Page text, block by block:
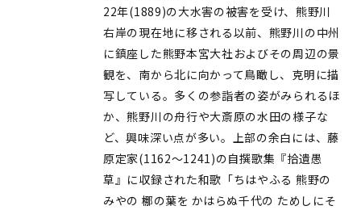
22年(1889)の大水害の被害を受け、熊野川
右岸の現在地に移される以前、熊野川の中州
に鎮座した熊野本宮大社およびその周辺の景
観を、南から北に向かって鳥瞰し、克明に描
写している。多くの参詣者の姿がみられるほ
か、熊野川の舟行や大斎原の水田の様子な
ど、興味深い点が多い。上部の余白には、藤
原定家(1162〜1241)の自撰歌集『拾遺愚
草』に収録された和歌「ちはやふる 熊野の
みやの 梛の葉を かはらぬ千代の ためしにそ